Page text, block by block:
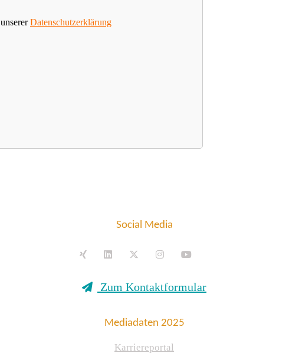
Datenschutzerklärung
Social Media
Zum Kontaktformular
Mediadaten 2025
Karriereportal